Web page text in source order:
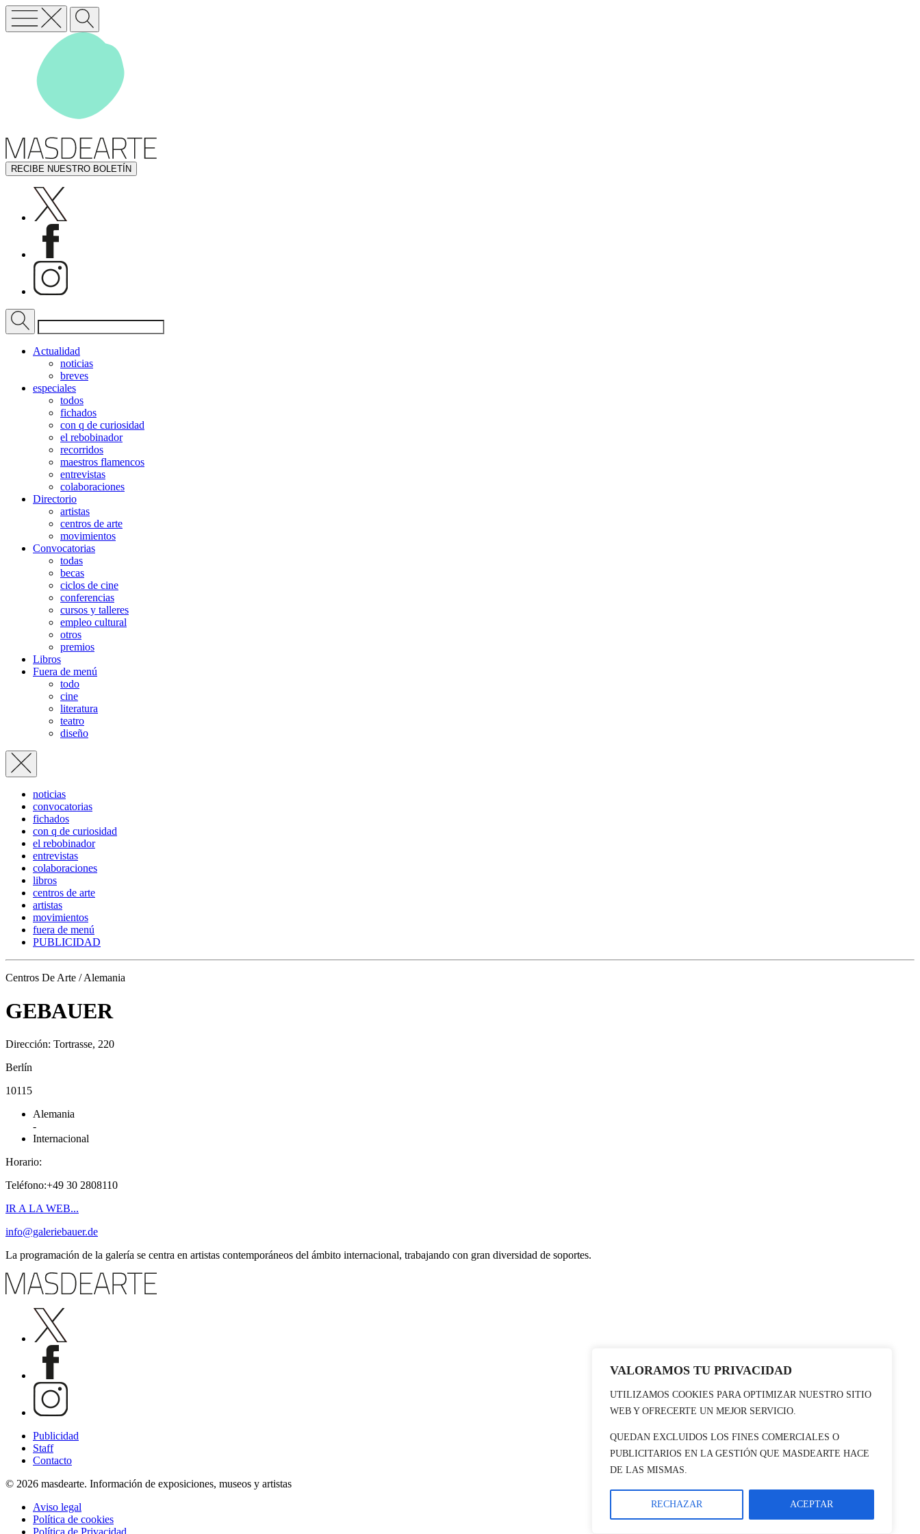
VALORAMOS TU PRIVACIDAD
UTILIZAMOS COOKIES PARA OPTIMIZAR NUESTRO SITIO
WEB Y OFRECERTE UN MEJOR SERVICIO.
QUEDAN EXCLUIDOS LOS FINES COMERCIALES O
PUBLICITARIOS EN LA GESTIÓN QUE MASDEARTE HACE
DE LAS MISMAS.
RECHAZAR ACEPTAR
RECIBE NUESTRO BOLETÍN
Actualidad
noticias
breves
especiales
todos
fichados
con q de curiosidad
el rebobinador
recorridos
maestros flamencos
entrevistas
colaboraciones
Directorio
artistas
centros de arte
movimientos
Convocatorias
todas
becas
ciclos de cine
conferencias
cursos y talleres
empleo cultural
otros
premios
Libros
Fuera de menú
todo
cine
literatura
teatro
diseño
noticias
convocatorias
fichados
con q de curiosidad
el rebobinador
entrevistas
colaboraciones
libros
centros de arte
artistas
movimientos
fuera de menú
PUBLICIDAD
Centros De Arte / Alemania
GEBAUER
Dirección: Tortrasse, 220
Berlín
10115
Alemania
-
Internacional
Horario:
Teléfono:+49 30 2808110
IR A LA WEB...
info@galeriebauer.de
La programación de la galería se centra en artistas contemporáneos del ámbito internacional, trabajando con gran diversidad de soportes.
Publicidad
Staff
Contacto
© 2026 masdearte. Información de exposiciones, museos y artistas
Aviso legal
Política de cookies
Política de Privacidad